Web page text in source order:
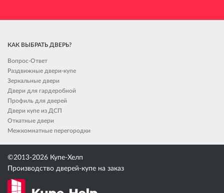
КАК ВЫБРАТЬ ДВЕРЬ?
Вопрос-Ответ
Раздвижные двери-купе
Зеркальные двери
Двери для гардеробной
Профиль для дверей
Двери купе из ДСП
Откатные двери
Межкомнатные перегородки
©2013-2026 Купе-Хелп
Производство дверей-купе на заказ